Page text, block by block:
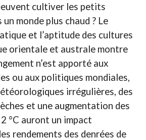
cultiver les petits
monde plus chaud ? Le
et l’aptitude des cultures
orientale et australe montre
n’est apporté aux
ou aux politiques mondiales,
irrégulières, des
et une augmentation des
°C auront un impact
rendements des denrées de